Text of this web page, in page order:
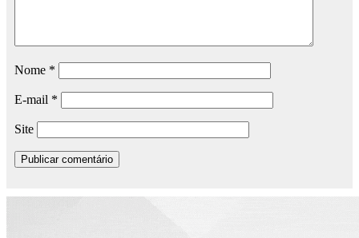
Nome *
E-mail *
Site